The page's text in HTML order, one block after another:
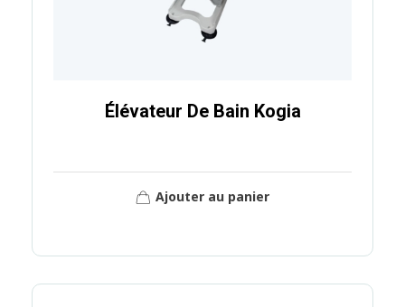
Élévateur De Bain Kogia
Ajouter au panier